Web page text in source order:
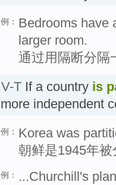
例： Bedrooms have
larger room.
通过用隔断分隔
V-T If a country is
more independent
例： Korea was
朝鲜是1945年被
例：
...Churchill's